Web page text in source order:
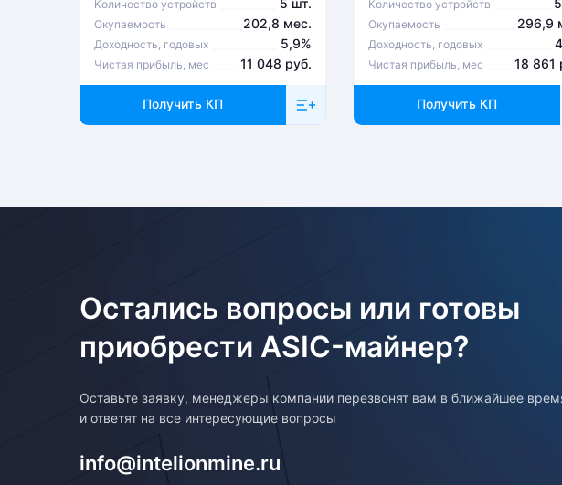
Количество устройств
Окупаемость 202,8 мес.
Доходность, годовых 5,9%
Чистая прибыль, мес 11 048 руб.
Получить КП
Количество устройств
Окупаемость 296,9
Доходность, годовых
Чистая прибыль, мес 18 861
Получить КП
Остались вопросы или готовы
приобрести ASIC-майнер?
Оставьте заявку, менеджеры компании перезвонят вам в ближайшее
и ответят на все интересующие вопросы
info@intelionmine.ru